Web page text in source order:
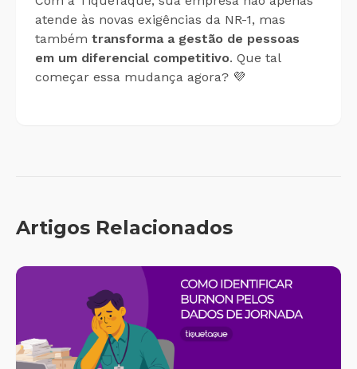
atende às novas exigências da NR-1, mas
também transforma a gestão de pessoas
em um diferencial competitivo. Que tal
começar essa mudança agora? 💜
Artigos Relacionados